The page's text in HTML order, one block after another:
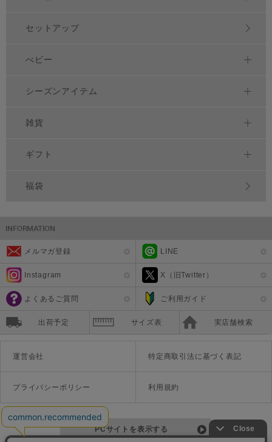
セットアップ
べビー
シーズンアイテム
雑貨
ギフト
福袋
メルマガ登録 LINE
Instagram X（旧Twitter）
よくあるご質問 ご利用ガイド
出荷予定 サイズ表 実店舗検索
運営会社 特定商取引法に基づく表記
プライバシーポリシー 利用規約
PCサイトを表示する